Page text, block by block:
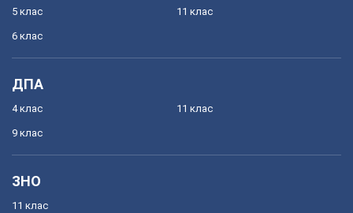
5 клас
6 клас
11 клас
ДПА
4 клас
9 клас
11 клас
ЗНО
11 клас